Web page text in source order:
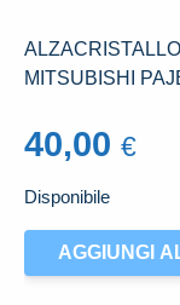
MITSUBISHI
40,00 €
Disponibile
ALZACRISTALLO
PORTA
AGGIUNGI